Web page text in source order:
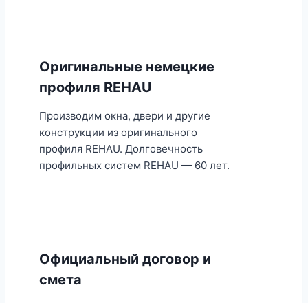
Оригинальные немецкие
профиля REHAU
Производим окна, двери и другие
конструкции из оригинального
профиля REHAU. Долговечность
профильных систем REHAU — 60 лет.
Официальный договор и
смета